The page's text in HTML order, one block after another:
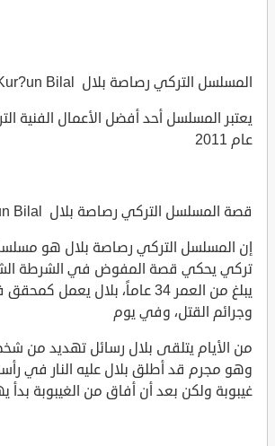
المسلسل التركي رصاصة بلال Kur?un Bilal
يعتبر المسلسل أحد أفضل الأعمال الفنية
عام 2011
قصة المسلسل التركي رصاصة بلال Kur?un Bilal
إن المسلسل التركي رصاصة بلال هو
تركي يحكي قصة المفوض في الشرطة
يبلغ من العمر 34 عاماً، بلال يعمل
وجرائم القتل، وفي يوم
من الأيام يتلقى بلال رسائل تهديد من
وهو مجرم قد أطلق بلال عليه النار في
غيبوبة ولكن بعد أن أفاق من الغيبوبة بدأ